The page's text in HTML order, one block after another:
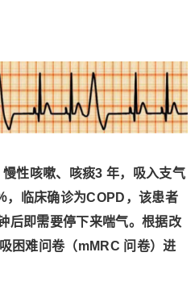
性咳嗽、咳痰3 年，吸入支气
，临床确诊为COPD，该患者
后即需要停下来喘气。 根据改
困难问卷（mMRC 问卷）进